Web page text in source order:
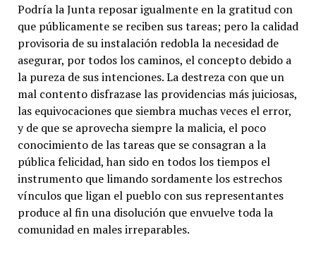
Podría la Junta reposar igualmente en la gratitud con
que públicamente se reciben sus tareas; pero la calidad
provisoria de su instalación redobla la necesidad de
asegurar, por todos los caminos, el concepto debido a
la pureza de sus intenciones. La destreza con que un
mal contento disfrazase las providencias más juiciosas,
las equivocaciones que siembra muchas veces el error,
y de que se aprovecha siempre la malicia, el poco
conocimiento de las tareas que se consagran a la
pública felicidad, han sido en todos los tiempos el
instrumento que limando sordamente los estrechos
vínculos que ligan el pueblo con sus representantes
produce al fin una disolución que envuelve toda la
comunidad en males irreparables.